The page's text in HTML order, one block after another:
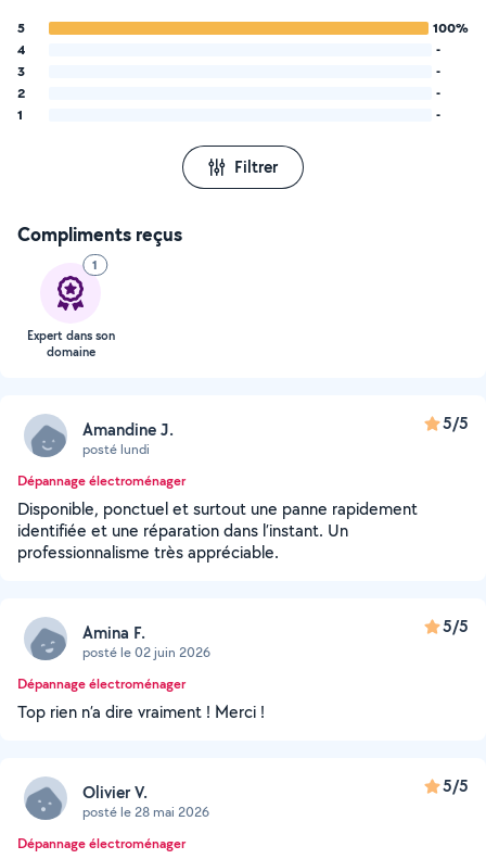
5
100%
4
-
3
-
2
-
1
-
Filtrer
Compliments reçus
1
Expert dans son
domaine
Amandine J.
posté lundi
5/5
Dépannage électroménager
Disponible, ponctuel et surtout une panne rapidement
identifiée et une réparation dans l’instant. Un
professionnalisme très appréciable.
Amina F.
posté le 02 juin 2026
5/5
Dépannage électroménager
Top rien n’a dire vraiment ! Merci !
Olivier V.
posté le 28 mai 2026
5/5
Dépannage électroménager